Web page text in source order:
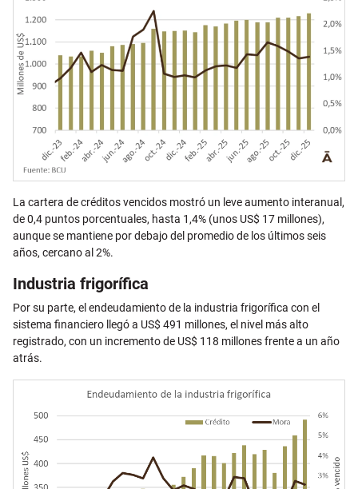
La cartera de créditos vencidos mostró un leve aumento interanual,
de 0,4 puntos porcentuales, hasta 1,4% (unos US$ 17 millones),
aunque se mantiene por debajo del promedio de los últimos seis
años, cercano al 2%.
Industria frigorífica
Por su parte, el endeudamiento de la industria frigorífica con el
sistema financiero llegó a US$ 491 millones, el nivel más alto
registrado, con un incremento de US$ 118 millones frente a un año
atrás.